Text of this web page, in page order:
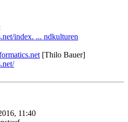
index. ... ndkulturen
[Thilo Bauer]
11:40